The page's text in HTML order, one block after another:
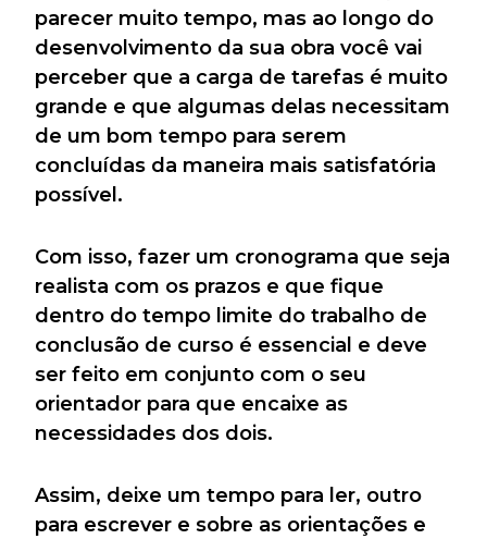
parecer muito tempo, mas ao longo do
desenvolvimento da sua obra você vai
perceber que a carga de tarefas é muito
grande e que algumas delas necessitam
de um bom tempo para serem
concluídas da maneira mais satisfatória
possível.
Com isso, fazer um cronograma que seja
realista com os prazos e que fique
dentro do tempo limite do trabalho de
conclusão de curso é essencial e deve
ser feito em conjunto com o seu
orientador para que encaixe as
necessidades dos dois.
Assim, deixe um tempo para ler, outro
para escrever e sobre as orientações e